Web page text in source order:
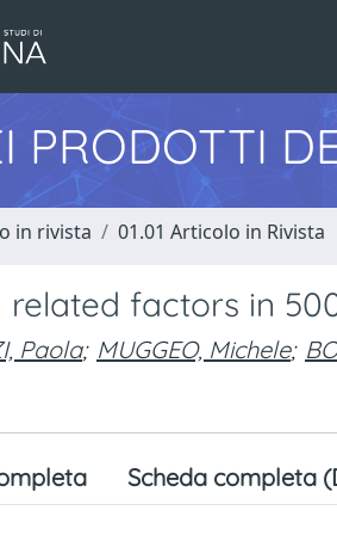
PRODOTTI
in rivista 01.01 Articolo in Rivista
factors in
Paola; MUGGEO, Michele;
Scheda completa